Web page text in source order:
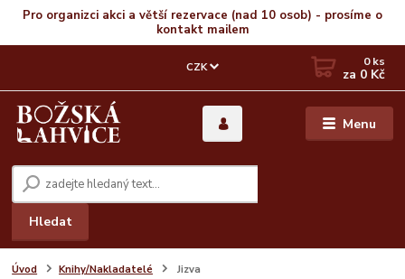
Pro organizci akci a větší rezervace (nad 10 osob) - prosíme o
kontakt mailem
Menu
CZK
Hledat
0ks
za 0 Kč
Úvod Knihy/Nakladatelé Jizva